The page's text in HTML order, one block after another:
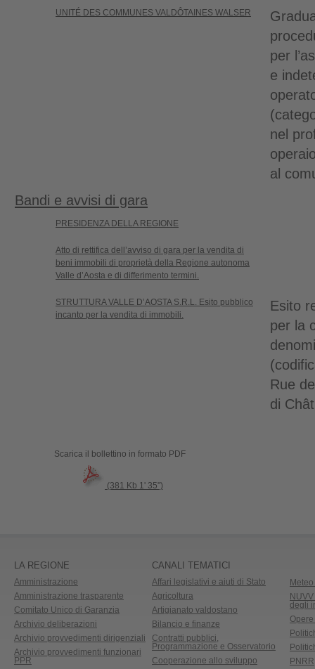
UNITÉ DES COMMUNES VALDÔTAINES WALSER
per
e
nel
al
Bandi e avvisi di gara
PRESIDENZA DELLA REGIONE
Atto di rettifica dell’avviso di gara per la vendita di
beni immobili di proprietà della Regione autonoma
Valle d’Aosta e di differimento termini.
STRUTTURA VALLE D’AOSTA S.R.L. Esito pubblico
incanto per la vendita di immobili.
Esito
per la
Rue
di
Scarica il bollettino in formato PDF
(381 Kb 1' 35")
LA REGIONE
Amministrazione
Amministrazione trasparente
Comitato Unico di Garanzia
Archivio deliberazioni
Archivio provvedimenti dirigenziali
Archivio provvedimenti funzionari
PPR
CANALI TEMATICI
Affari legislativi e aiuti di Stato
Agricoltura
Artigianato valdostano
Bilancio e finanze
Contratti pubblici,
Programmazione e Osservatorio
Cooperazione allo sviluppo
degli
PNRR